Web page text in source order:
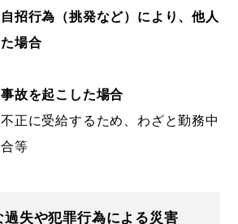
招行為（挑発など）により、他人
場合
故を起こした場合
正に受給するため、わざと勤務中
等
失や犯罪行為による災害